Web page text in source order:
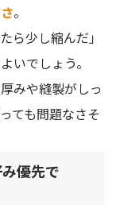
。
ら少し縮んだ」
いでしょう。
みや縫製がしっ
ても問題なさそ
優先で